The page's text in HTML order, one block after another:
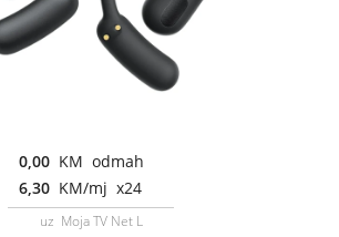
0,00 KM odmah
6,30 KM/mj x24
uz Moja TV Net L